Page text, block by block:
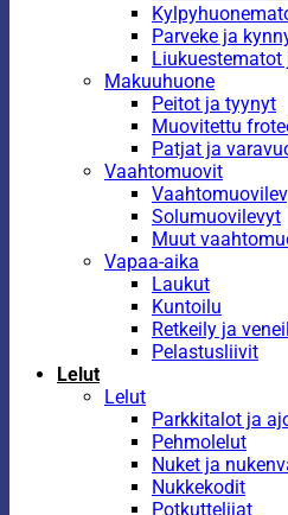
Parveke ja
Liukuestematot
Makuuhuone
Peitot ja tyynyt
Muovitettu
Patjat ja
Vaahtomuovit
Solumuovilevyt
Muut
Vapaa-aika
Laukut
Kuntoilu
Retkeily ja
Pelastusliivit
Lelut
Lelut
Parkkitalot ja
Pehmolelut
Nuket ja
Nukkekodit
Potkuttelijat